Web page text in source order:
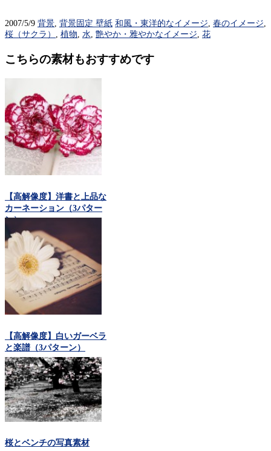
2007/5/9 背景 背景固定 壁紙 和風・東洋的なイメージ 春のイメージ
桜（サクラ）
植物 水 艶やか・雅やかなイメージ 花
こちらの素材もおすすめです
【高解像度】洋書と上品な
カーネーション（3パター
ン）
【高解像度】白いガーベラ
と楽譜（3パターン）
桜とベンチの写真素材